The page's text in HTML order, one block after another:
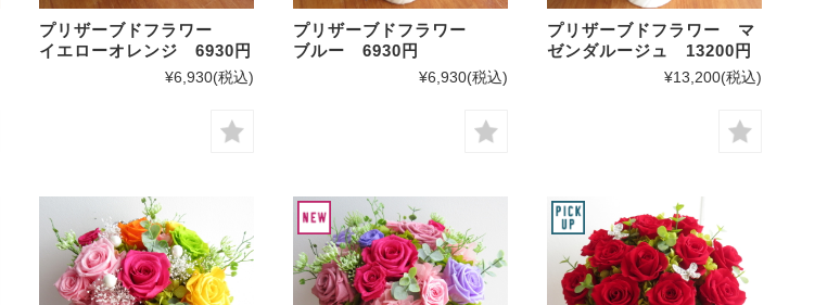
プリザーブドフラワー
イエローオレンジ 6930円
¥6,930(税込)
プリザーブドフラワー
ブルー 6930円
¥6,930(税込)
プリザーブドフラワー マ
ゼンダルージュ 13200円
¥13,200(税込)